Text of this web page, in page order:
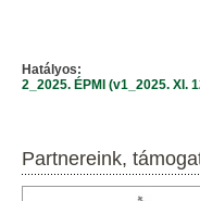
Hatályos:
2_2025. ÉPMI (v1_2025. XI.
Partnereink,